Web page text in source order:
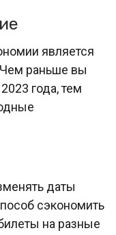
является
Чем раньше вы
года, тем
даты
сэкономить
на разные